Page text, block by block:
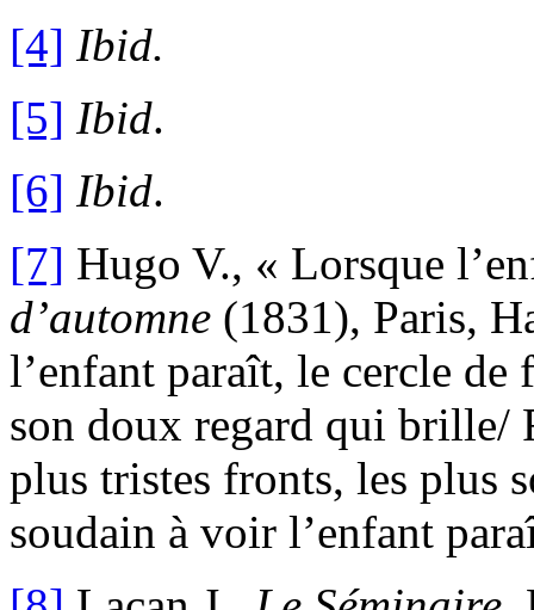
[4] Ibid.
[5] Ibid.
[6] Ibid.
[7] Hugo V., « Lorsque
d’automne (1831), Paris,
l’enfant paraît, le cercle
son doux regard qui brille/
plus tristes fronts, les plus
soudain à voir l’enfant